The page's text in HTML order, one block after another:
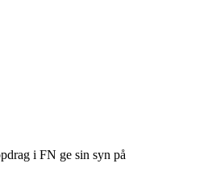
i FN ge sin syn på